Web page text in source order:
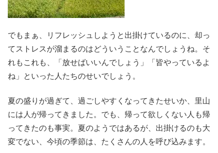
でもまぁ、リフレッシュしようと出掛けているのに、却っ
てストレスが溜まるのはどういうことなんでしょうね。そ
れもこれも、「放せばいいんでしょう」「皆やっているよ
ね」といった人たちのせいでしょう。
夏の盛りが過ぎて、過ごしやすくなってきたせいか、里山
には人が帰ってきました。でも、帰って欲しくない人も帰
ってきたのも事実。夏のようではあるが、出掛けるのも大
変でない、今頃の季節は、たくさんの人を呼び込みます。